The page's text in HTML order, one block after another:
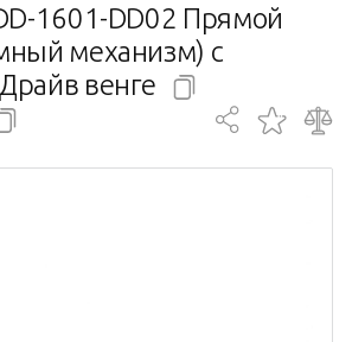
1601-DD02 Прямой
механизм) с
венге